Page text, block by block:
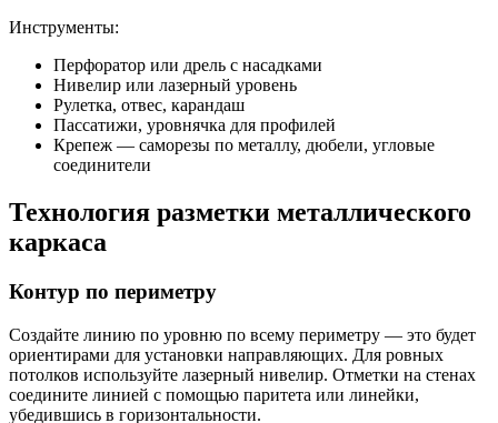
Инструменты:
Перфоратор или дрель с насадками
Нивелир или лазерный уровень
Рулетка, отвес, карандаш
Пассатижи, уровнячка для профилей
Крепеж — саморезы по металлу, дюбели, угловые
соединители
Технология разметки металлического
каркаса
Контур по периметру
Создайте линию по уровню по всему периметру — это будет
ориентирами для установки направляющих. Для ровных
потолков используйте лазерный нивелир. Отметки на стенах
соедините линией с помощью паритета или линейки,
убедившись в горизонтальности.